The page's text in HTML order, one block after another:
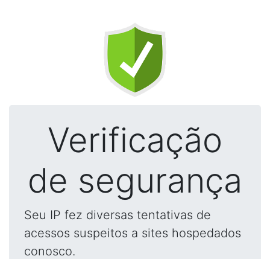
Verificação
de segurança
Seu IP fez diversas tentativas de
acessos suspeitos a sites hospedados
conosco.